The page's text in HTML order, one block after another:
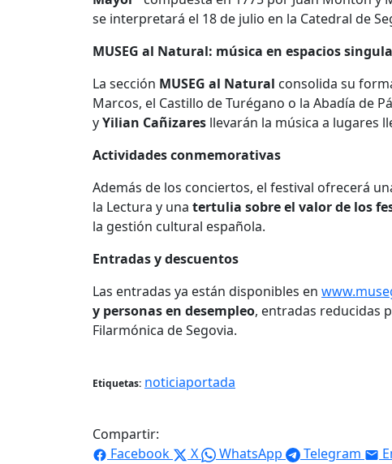
se interpretará el 18 de julio en la Catedral de
MUSEG al Natural: música en espacios
La sección MUSEG al Natural consolida su
Marcos, el Castillo de Turégano o la Abadía de
yYilian Cañizares llevarán la música a lugares
Actividades conmemorativas
Además de los conciertos, el festival ofrecerá
la Lectura y una tertulia sobre el valor de los
la gestión cultural española.
Entradas y descuentos
Las entradas ya están disponibles en
y personas en desempleo, entradas reducidas
Filarmónica de Segovia.
Etiquetas: noticiaportada
Compartir:
Facebook
X WhatsApp Telegram